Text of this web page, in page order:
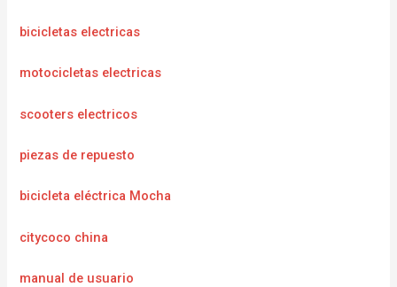
bicicletas electricas
motocicletas electricas
scooters electricos
piezas de repuesto
bicicleta eléctrica Mocha
citycoco china
manual de usuario